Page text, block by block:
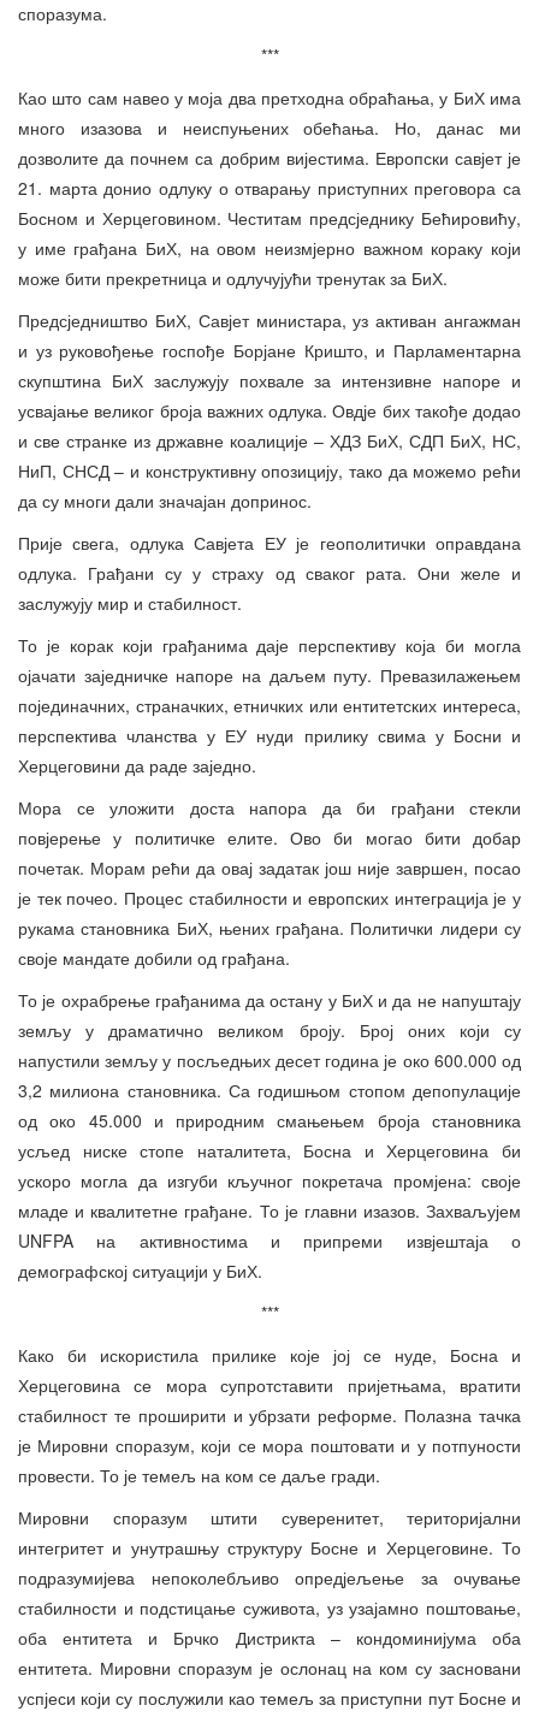
споразума.
***
Као што сам навео у моја два претходна обраћања, у БиХ има
много изазова и неиспуњених обећања. Но, данас ми
дозволите да почнем са добрим вијестима. Европски савјет је
21. марта донио одлуку о отварању приступних преговора са
Босном и Херцеговином. Честитам предсједнику Бећировићу,
у име грађана БиХ, на овом неизмјерно важном кораку који
може бити прекретница и одлучујући тренутак за БиХ.
Предсједништво БиХ, Савјет министара, уз активан ангажман
и уз руковођење госпође Борјане Кришто, и Парламентарна
скупштина БиХ заслужују похвале за интензивне напоре и
усвајање великог броја важних одлука. Овдје бих такође додао
и све странке из државне коалиције – ХДЗ БиХ, СДП БиХ, НС,
НиП, СНСД – и конструктивну опозицију, тако да можемо рећи
да су многи дали значајан допринос.
Прије свега, одлука Савјета ЕУ је геополитички оправдана
одлука. Грађани су у страху од сваког рата. Они желе и
заслужују мир и стабилност.
То је корак који грађанима даје перспективу која би могла
ојачати заједничке напоре на даљем путу. Превазилажењем
појединачних, страначких, етничких или ентитетских интереса,
перспектива чланства у ЕУ нуди прилику свима у Босни и
Херцеговини да раде заједно.
Мора се уложити доста напора да би грађани стекли
повјерење у политичке елите. Ово би могао бити добар
почетак. Морам рећи да овај задатак још није завршен, посао
је тек почео. Процес стабилности и европских интеграција је у
рукама становника БиХ, њених грађана. Политички лидери су
своје мандате добили од грађана.
То је охрабрење грађанима да остану у БиХ и да не напуштају
земљу у драматично великом броју. Број оних који су
напустили земљу у посљедњих десет година је око 600.000 од
3,2 милиона становника. Са годишњом стопом депопулације
од око 45.000 и природним смањењем броја становника
усљед ниске стопе наталитета, Босна и Херцеговина би
ускоро могла да изгуби кључног покретача промјена: своје
младе и квалитетне грађане. То је главни изазов. Захваљујем
UNFPA на активностима и припреми извјештаја о
демографској ситуацији у БиХ.
***
Како би искористила прилике које јој се нуде, Босна и
Херцеговина се мора супротставити пријетњама, вратити
стабилност те проширити и убрзати реформе. Полазна тачка
је Мировни споразум, који се мора поштовати и у потпуности
провести. То је темељ на ком се даље гради.
Мировни споразум штити суверенитет, територијални
интегритет и унутрашњу структуру Босне и Херцеговине. То
подразумијева непоколебљиво опредјељење за очување
стабилности и подстицање суживота, уз узајамно поштовање,
оба ентитета и Брчко Дистрикта – кондоминијума оба
ентитета. Мировни споразум је ослонац на ком су засновани
успјеси који су послужили као темељ за приступни пут Босне и